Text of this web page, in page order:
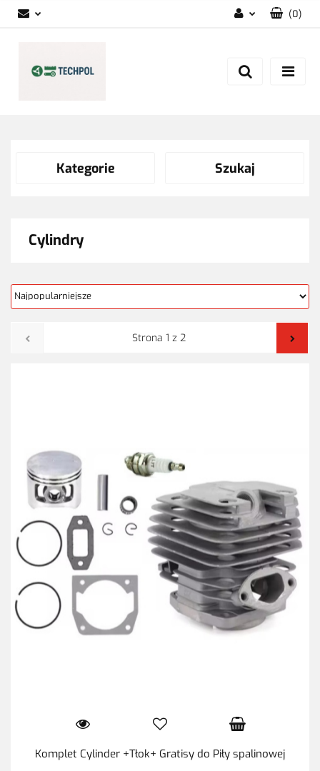
Zarejestruj się
(0)
Kategorie Szukaj
Cylindry
Komplet Cylinder +Tłok+ Gratisy do Piły spalinowej